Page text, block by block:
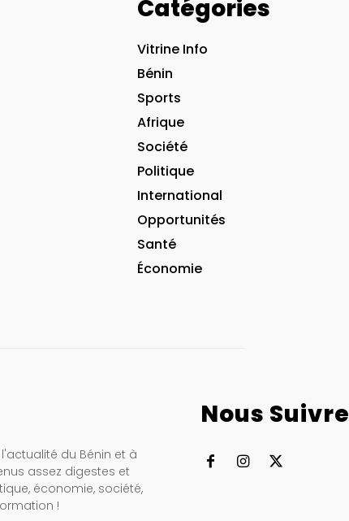
Catégories
Vitrine Info
Bénin
Sports
Afrique
Société
Politique
International
Opportunités
Santé
Économie
du Bénin et à
assez digestes et
économie, société,
!
Nous Suivre